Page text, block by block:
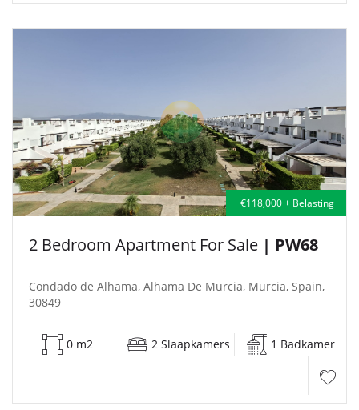
€118,000 + Belasting
2 Bedroom Apartment For Sale | PW68
Condado de Alhama, Alhama De Murcia, Murcia, Spain,
30849
0 m2 2 Slaapkamers 1 Badkamer